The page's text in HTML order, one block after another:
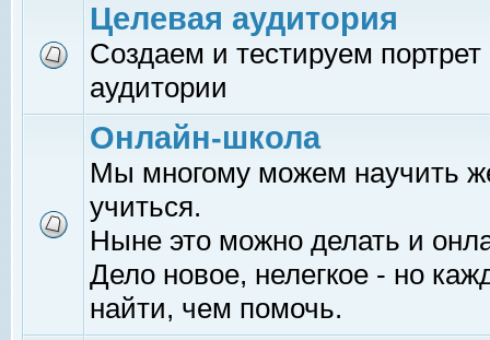
Целевая аудитория
Создаем и тестируем
аудитории
Онлайн-школа
Мы многому можем научить
учиться.
Ныне это можно делать и
Дело новое, нелегкое - но
найти, чем помочь.